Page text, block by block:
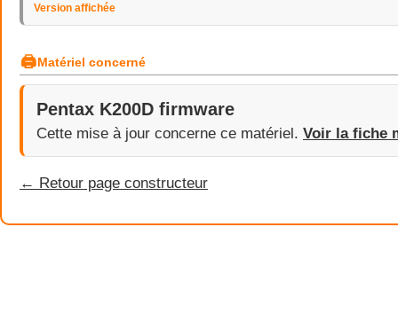
Version affichée
🖨Matériel concerné
Pentax K200D firmware
Cette mise à jour concerne ce matériel. Voir la fiche
← Retour page constructeur